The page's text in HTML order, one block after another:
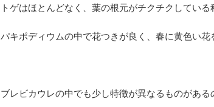
トゲはほとんどなく、葉の根元がチクチクしている
パキポディウムの中で花つきが良く、春に黄色い花
ブレビカウレの中でも少し特徴が異なるものがある